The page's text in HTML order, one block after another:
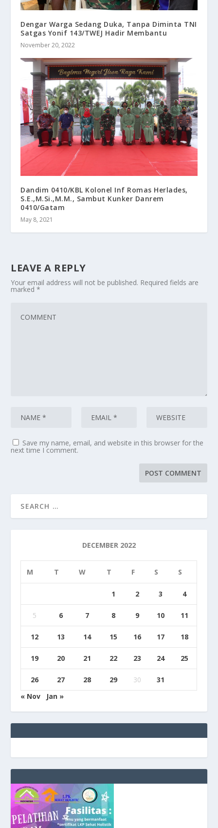
Dengar Warga Sedang Duka, Tanpa Diminta TNI
Satgas Yonif 143/TWEJ Hadir Membantu
November 20, 2022
Dandim 0410/KBL Kolonel Inf Romas Herlades,
S.E.,M.Si.,M.M., Sambut Kunker Danrem
0410/Gatam
May 8, 2021
LEAVE A REPLY
Your email address will not be published. Required fields are
marked*
Save my name, email, and website in this browser for the
next time I comment.
DECEMBER 2022
M T W T F S S
1 2 3 4
5 6 7 8 9 10 11
12 13 14 15 16 17 18
19 20 21 22 23 24 25
26 27 28 29 30
31
« Nov
Jan »
b
9
9
c
a